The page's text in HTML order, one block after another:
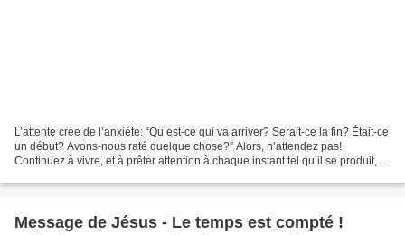
L’attente crée de l’anxiété: “Qu’est-ce qui va arriver? Serait-ce la fin? Était-ce
un début? Avons-nous raté quelque chose?” Alors, n’attendez pas!
Continuez à vivre, et à prêter attention à chaque instant tel qu’il se produit,
Message de Jésus - Le temps est compté !